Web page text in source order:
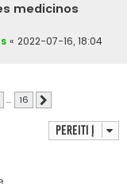
medicinos
« 2022-07-16, 18:04
… 16
Pereiti į